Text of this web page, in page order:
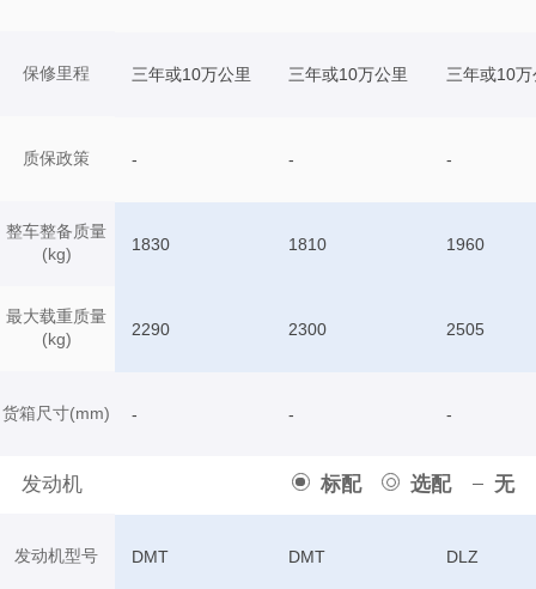
保修里程
质保政策
整车整备质量
(kg)
最大载重质量
(kg)
货箱尺寸(mm)
发动机 标配 选配 无
发动机型号
三年或10万公里 三年或10万公里 三年或10万
- - -
1830 1810 1960
2290 2300 2505
- - -
DMT DMT DLZ